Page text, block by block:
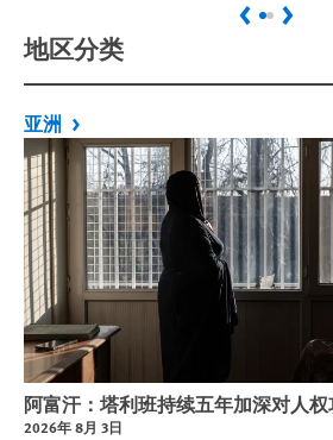
Previous
Next
地区分类
亚洲
阿富汗：塔利班持续五年加深对人
2026年 8月 3日